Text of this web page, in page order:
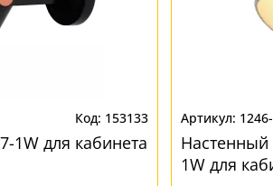
153133
1W для кабинета
Настенный
1W для